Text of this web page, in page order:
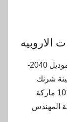
الاروبيه
ماكينة شرنك صناعة بالمواصفات الاروبيه موديل 2040-
شرنك
صناعة بالمواصفات الاروبيه موديل 2040-101 ماركة